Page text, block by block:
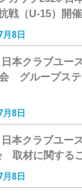
戦（U-15）開
月8日
本クラブユー
グループス
月8日
本クラブユー
取材に関する
月8日